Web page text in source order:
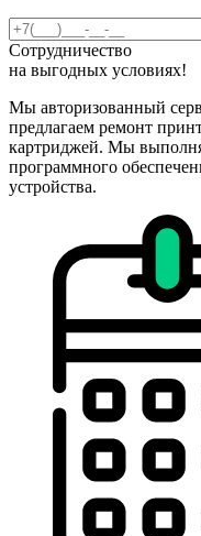
Сотрудничество
на выгодных условиях!
Мы авторизованный
предлагаем ремонт
картриджей. Мы
программного
устройства.